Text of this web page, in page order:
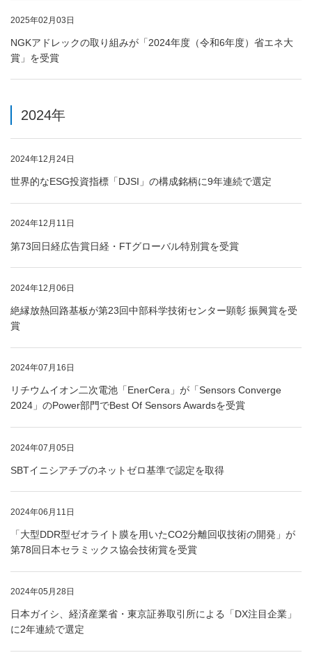
2025年02月03日
NGKアドレックの取り組みが「2024年度（令和6年度）省エネ大
賞」を受賞
2024年
2024年12月24日
世界的なESG投資指標「DJSI」の構成銘柄に9年連続で選定
2024年12月11日
第73回日経広告賞日経・FTグローバル特別賞を受賞
2024年12月06日
絶縁放熱回路基板が第23回中部科学技術センター顕彰 振興賞を受
賞
2024年07月16日
リチウムイオン二次電池「EnerCera」が「Sensors Converge
2024」のPower部門でBest Of Sensors Awardsを受賞
2024年07月05日
SBTイニシアチブのネットゼロ基準で認定を取得
2024年06月11日
「大型DDR型ゼオライト膜を用いたCO2分離回収技術の開発」が
第78回日本セラミックス協会技術賞を受賞
2024年05月28日
日本ガイシ、経済産業省・東京証券取引所による「DX注目企業」
に2年連続で選定